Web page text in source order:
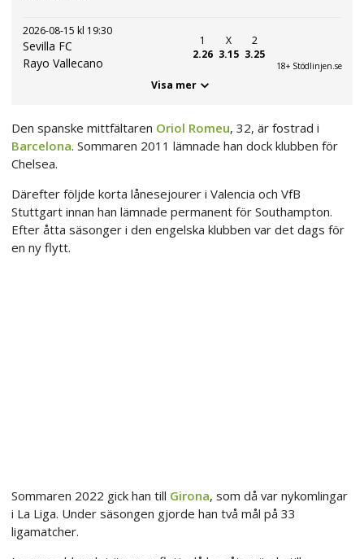
2026-08-15 kl 19:30
Sevilla FC
Rayo Vallecano
1
2.26
X
3.15
2
3.25
18+ Stödlinjen.se
Visa mer
Den spanske mittfältaren Oriol Romeu, 32, är fostrad i
Barcelona. Sommaren 2011 lämnade han dock klubben för
Chelsea.
Därefter följde korta lånesejourer i Valencia och VfB
Stuttgart innan han lämnade permanent för Southampton.
Efter åtta säsonger i den engelska klubben var det dags för
en ny flytt.
Sommaren 2022 gick han till Girona, som då var nykomlingar
i La Liga. Under säsongen gjorde han två mål på 33
ligamatcher.